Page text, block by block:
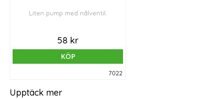
Liten pump med nålventil.
58 kr
KÖP
7022
Upptäck mer